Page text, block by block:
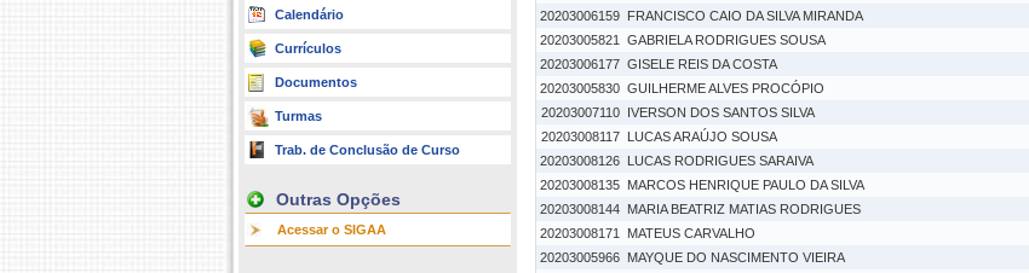
Calendário
Currículos
Documentos
Turmas
Trab. de Conclusão de Curso
Outras Opções
Acessar o SIGAA
20203006159 FRANCISCO CAIO DA SILVA MIRANDA
20203005821
GABRIELA RODRIGUES SOUSA
20203006177 GISELE REIS DA COSTA
20203005830 GUILHERME ALVES PROCÓPIO
20203007110
IVERSON DOS SANTOS SILVA
20203008117
LUCAS ARAÚJO SOUSA
20203008126 LUCAS RODRIGUES SARAIVA
20203008135 MARCOS HENRIQUE PAULO DA SILVA
20203008144 MARIA BEATRIZ MATIAS RODRIGUES
20203008171
MATEUS CARVALHO
20203005966 MAYQUE DO NASCIMENTO VIEIRA